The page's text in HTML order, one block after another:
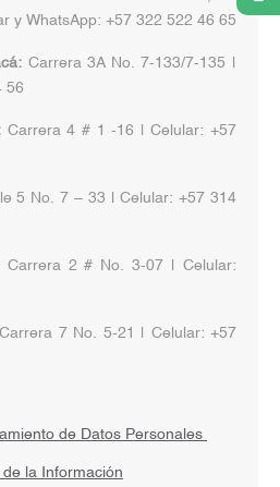
y WhatsApp: +57 322 522 46 65
Carrera 3A No. 7-133/7-135 |
56
Carrera 4 # 1 -16 | Celular: +57
5 No. 7 – 33 | Celular: +57 314
Carrera 2 # No. 3-07 | Celular:
7 No. 5-21 | Celular: +57
de Datos Personales
la Información